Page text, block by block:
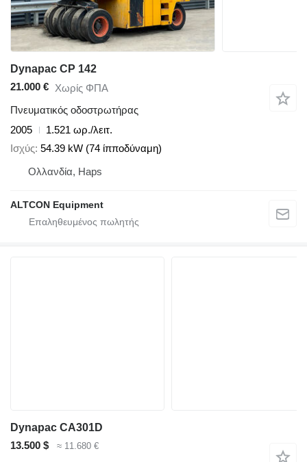
Dynapac CP 142
21.000 € Χωρίς ΦΠΑ
Πνευματικός οδοστρωτήρας
2005
1.521 ωρ./λειτ.
Ισχύς 54.39 kW (74 ίπποδύναμη)
Ολλανδία, Haps
ALTCON Equipment
Dynapac CA301D
13.500 $
≈ 11.680 €